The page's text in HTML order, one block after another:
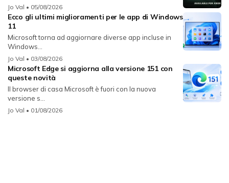
Jo Val • 05/08/2026
Ecco gli ultimi miglioramenti per le app di Windows
11
Microsoft torna ad aggiornare diverse app incluse in
Windows...
Jo Val • 03/08/2026
Microsoft Edge si aggiorna alla versione 151 con
queste novità
Il browser di casa Microsoft è fuori con la nuova
versione s...
Jo Val • 01/08/2026